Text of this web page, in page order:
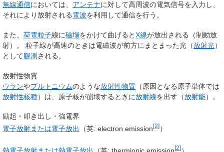
無線通信においては、 アンテナに対して高周波の電気信号を入力し、
それにより放射される電波を利用して通信を行う。
また、 荷電粒子線に磁場をかけて曲げるとX線が放出される（制動放
射）。 粒子線が高速のときは電磁波が前方にまとまった光（放射光）
として観測 される。
放射性物質
ウランやプルトニウムのような放射性物質 （原因となる原子単体では
放射性核種）は、原子核が崩壊するときに放射線を出す（放射能）。
励起・叩き出し・強電界
電子放射または電子放出 （英: electron emission[2] ）
熱電子放射または熱電子放出 （英: thermionic emission[2]）